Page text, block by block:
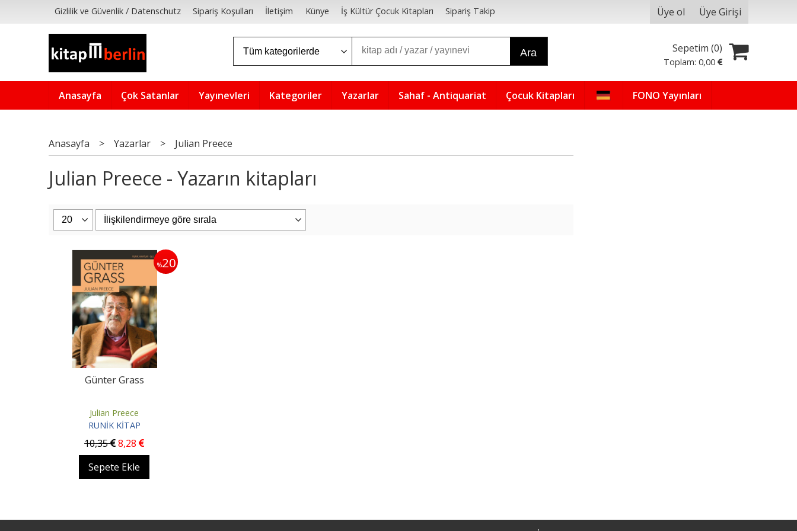
Gizlilik ve Güvenlik / Datenschutz Sipariş Koşulları İletişim Künye İş Kültür Çocuk Kitapları Sipariş Takip Üye ol Üye Girişi
Ara Sepetim (0)
Toplam:0,00
Anasayfa Çok Satanlar Yayınevleri Kategoriler Yazarlar Sahaf - Antiquariat Çocuk Kitapları FONO Yayınları
Anasayfa > Yazarlar > Julian Preece
Julian Preece - Yazarın kitapları
%20
Günter Grass
Julian Preece
RUNİK KİTAP
10,35 8,28
Sepete Ekle